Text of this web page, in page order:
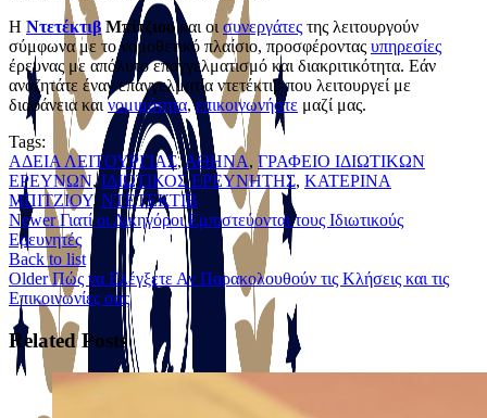
Η Ντετέκτιβ Μπίτζιουκαι οι συνεργάτες της λειτουργούν
σύμφωνα με το νομοθετικό πλαίσιο, προσφέροντας υπηρεσίες
έρευνας με απόλυτο επαγγελματισμό και διακριτικότητα. Εάν
αναζητάτε έναν επαγγελματία ντετέκτιβ που λειτουργεί με
διαφάνεια και νομιμότητα,επικοινωνήστε μαζί μας.
Tags:
ΑΔΕΙΑ ΛΕΙΤΟΥΡΓΙΑΣ,ΑΘΗΝΑ, ΓΡΑΦΕΙΟ ΙΔΙΩΤΙΚΩΝ
ΕΡΕΥΝΩΝ,ΙΔΙΩΤΙΚΟΣ ΕΡΕΥΝΗΤΗΣ, ΚATΕΡΙΝΑ
ΜΠΙΤΖΙΟΥ, ΝΤΕΤΕΚΤΙΒ
Newer Γιατί οι Δικηγόροι Εμπιστεύονται τους Ιδιωτικούς
Ερευνητές
Back to list
Older Πώς να Ελέγξετε Αν Παρακολουθούν τις Κλήσεις και τις
Επικοινωνίες σας
Related Posts